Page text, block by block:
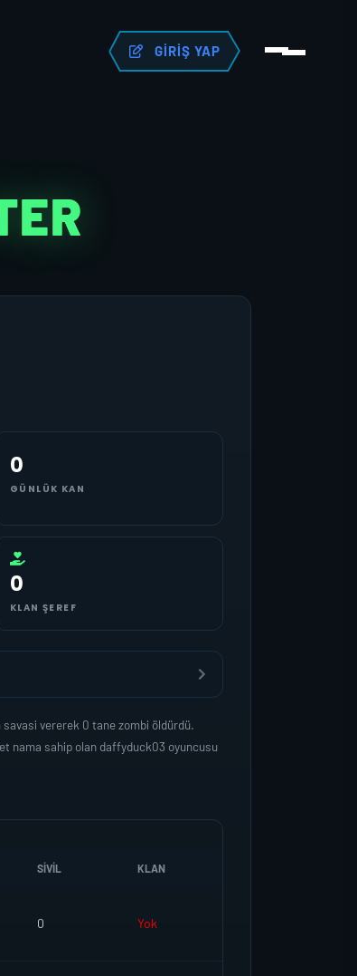
GIRIŞ YAP
0
GÜNLÜK KAN
0
KLAN ŞEREF
vererek 0 tane zombi öldürdü.
nama sahip olan daffyduck03 oyuncusu
SIVIL KLAN
0 Yok